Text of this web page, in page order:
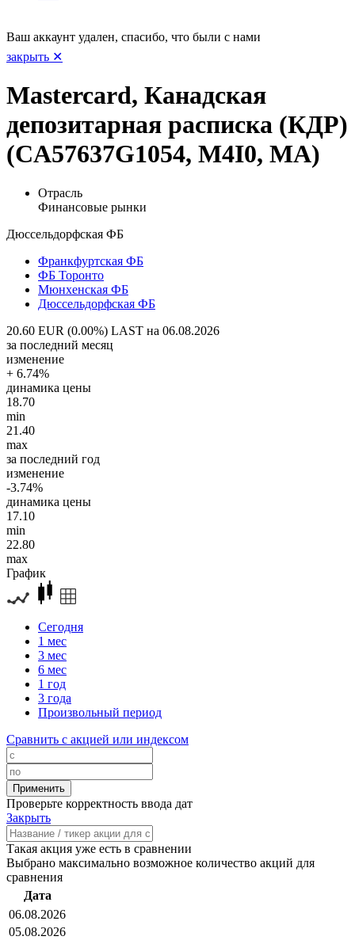
Ваш аккаунт удален, спасибо, что были с нами
закрыть ✕
Mastercard, Канадская
депозитарная расписка (КДР)
(CA57637G1054, M4I0, MA)
Отрасль
Финансовые рынки
Дюссельдорфская ФБ
Франкфуртская ФБ
ФБ Торонто
Мюнхенская ФБ
Дюссельдорфская ФБ
20.60 EUR (0.00%) LAST на 06.08.2026
за последний месяц
изменение
+ 6.74%
динамика цены
18.70
min
21.40
max
за последний год
изменение
-3.74%
динамика цены
17.10
min
22.80
max
График
Сегодня
1 мес
3 мес
6 мес
1 год
3 года
Произвольный период
Сравнить с акцией или индексом
Проверьте корректность ввода дат
Закрыть
Такая акция уже есть в сравнении
Выбрано максимально возможное количество акций для
сравнения
Дата
06.08.2026
05.08.2026